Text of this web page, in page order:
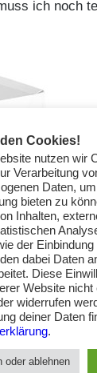
ich noch
Cookies!
nutzen wir
Verarbeitung
Daten,
bieten zu
Inhalten,
der
dabei Daten
Diese
Website
widerrufen
deiner Daten
.
oder ablehnen